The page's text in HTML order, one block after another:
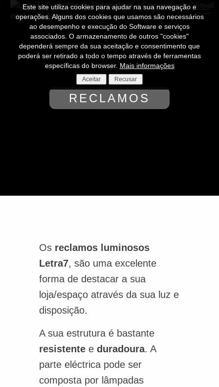
Este site utiliza cookies para ajudar na sua navegação e
operações. Alguns dos cookies que usamos são necessários
ao desempenho e execução do Software e serviços
associados. O armazenamento de outros "cookies"
dependerá sempre da sua aceitação e consentimento que
poderá ser retirado a todo o tempo através de ferramentas
específicas do browser. Mais informações
Aceitar Recusar
RECLAMOS
Os reclamos luminosos
Letra7, são uma excelente
forma de destacar a sua
loja/espaço através da sua luz e
disposição.
A sua estrutura é bastante
resistente e duradoura. A
parte eléctrica pode ser
composta por lâmpadas